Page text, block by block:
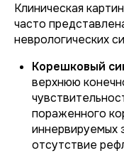
Клиническая
часто
неврологических
Корешковый
верхнюю
пораженного
иннервируемых
отсутствие